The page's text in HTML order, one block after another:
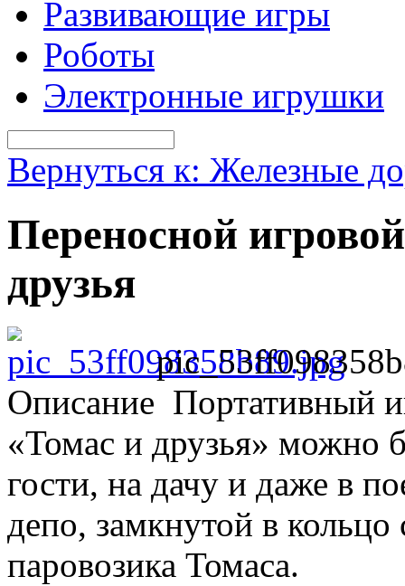
Развивающие игры
Роботы
Электронные игрушки
Вернуться к: Железные
Переносной
друзья
Описание Портативный
«Томас и друзья» можно
гости, на дачу и даже в
депо, замкнутой в
паровозика Томаса.